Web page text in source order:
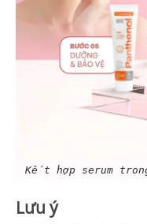
Kết hợp serum
Lưu ý